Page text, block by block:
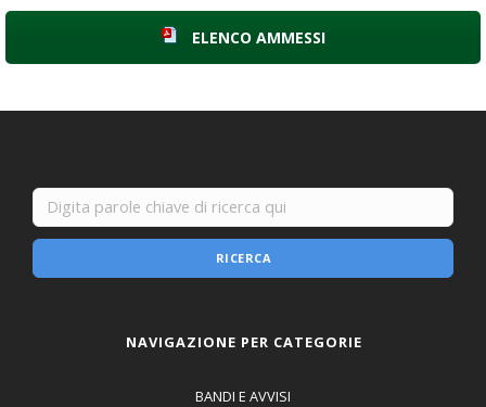
ELENCO AMMESSI
RICERCA
NAVIGAZIONE PER CATEGORIE
BANDI E AVVISI